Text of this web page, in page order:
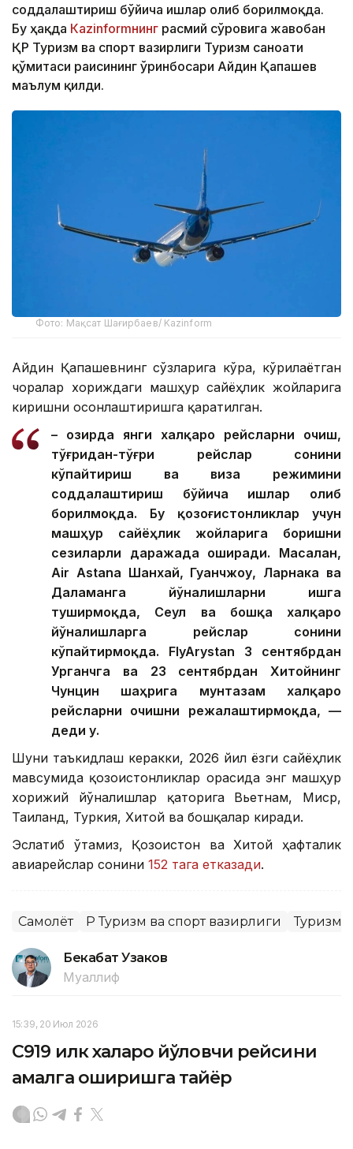
соддалаштириш бўйича ишлар олиб борилмоқда.
Бу ҳақда Кazinformнинг расмий сўровига жавобан
ҚР Туризм ва спорт вазирлиги Туризм саноати
қўмитаси раисининг ўринбосари Айдин Қапашев
маълум қилди.
Фото: Мақсат Шағирбаев/ Kazinform
Айдин Қапашевнинг сўзларига кўра, кўрилаётган
чоралар хориждаги машҳур сайёҳлик жойларига
киришни осонлаштиришга қаратилган.
– Ҳозирда янги халқаро рейсларни очиш,
тўғридан-тўғри рейслар сонини
кўпайтириш ва виза режимини
соддалаштириш бўйича ишлар олиб
борилмоқда. Бу қозоғистонликлар учун
машҳур сайёҳлик жойларига боришни
сезиларли даражада оширади. Масалан,
Air Astana Шанхай, Гуанчжоу, Ларнака ва
Даламанга йўналишларни ишга
туширмоқда, Сеул ва бошқа халқаро
йўналишларга рейслар сонини
кўпайтирмоқда. FlyArystan 3 сентябрдан
Урганчга ва 23 сентябрдан Хитойнинг
Чунцин шаҳрига мунтазам халқаро
рейсларни очишни режалаштирмоқда, —
деди у.
Шуни таъкидлаш керакки, 2026 йил ёзги сайёҳлик
мавсумида қозоғистонликлар орасида энг машҳур
хорижий йўналишлар қаторига Вьетнам, Миср,
Таиланд, Туркия, Хитой ва бошқалар киради.
Эслатиб ўтамиз, Қозоғистон ва Хитой ҳафталик
авиарейслар сонини 152 тага етказади.
Самолёт ҚР Туризм ва спорт вазирлиги Туризм
Бекабат Узаков
Муаллиф
15:39, 20 Июл 2026
C919 илк халқаро йўловчи рейсини
амалга оширишга тайёр